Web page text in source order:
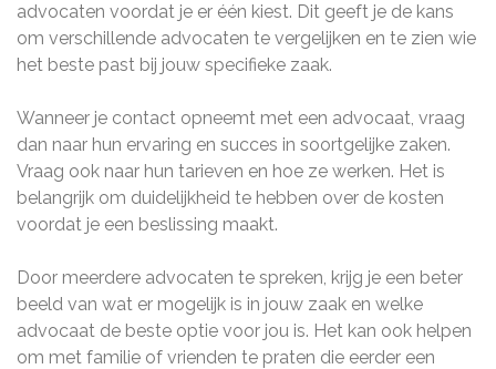
advocaten voordat je er één kiest. Dit geeft je de kans
om verschillende advocaten te vergelijken en te zien wie
het beste past bij jouw specifieke zaak.
Wanneer je contact opneemt met een advocaat, vraag
dan naar hun ervaring en succes in soortgelijke zaken.
Vraag ook naar hun tarieven en hoe ze werken. Het is
belangrijk om duidelijkheid te hebben over de kosten
voordat je een beslissing maakt.
Door meerdere advocaten te spreken, krijg je een beter
beeld van wat er mogelijk is in jouw zaak en welke
advocaat de beste optie voor jou is. Het kan ook helpen
om met familie of vrienden te praten die eerder een